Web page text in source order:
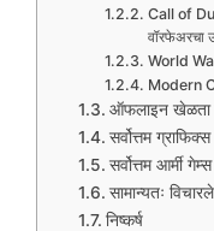
Call of
वॉरफेअरचा
World War
Modern
ऑफलाइन खेळता
सर्वोत्तम
सर्वोत्तम आर्मी
सामान्यतः
निष्कर्ष